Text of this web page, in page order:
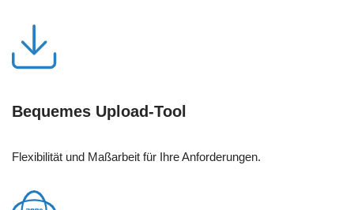
Bequemes Upload-Tool
Flexibilität und Maßarbeit für Ihre Anforderungen.